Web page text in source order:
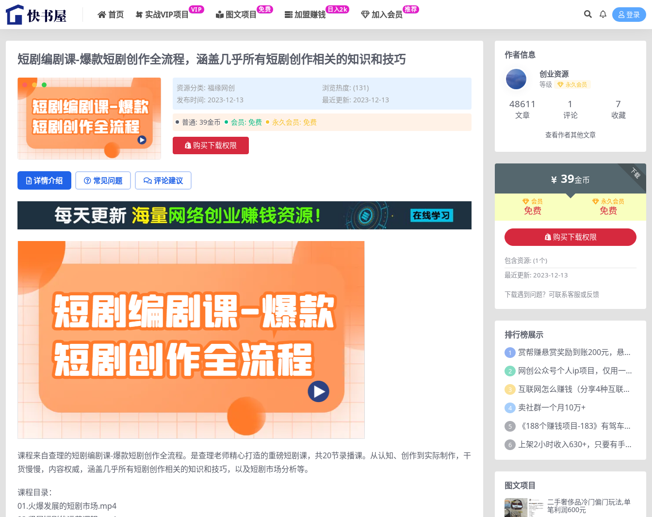
首页 实战VIP项目 VIP 图文项目 免费 加盟赚钱 日入2k 加入会员 推荐
登录
短剧编剧课-爆款短剧创作全流程，涵盖几乎所有短剧创作相关的知识和技巧
资源分类: 福缘网创
浏览热度: (131)
发布时间: 2023-12-13
最近更新: 2023-12-13
普通: 39金币 会员: 免费 永久会员: 免费
购买下载权限
详情介绍 常见问题 评论建议
课程来自查理的短剧编剧课-爆款短剧创作全流程。是查理老师精心打造的重磅短剧课，共20节录播课。从认知、创作到实际制作，干
货慢慢，内容权威，涵盖几乎所有短剧创作相关的知识和技巧，以及短剧市场分析等。
课程目录：
01.火爆发展的短剧市场.mp4
作者信息
创业资源
等级 永久会员
48611
文章
1
评论
7
收藏
查看作者其他文章
下载
39金币
会员
免费
永久会员
免费
购买下载权限
包含资源: (1个)
最近更新: 2023-12-13
下载遇到问题？可联系客服或反馈
排行榜展示
1 赏帮赚悬赏奖励到账200元，悬赏任务多劳多得，人人可做。
2 网创公众号个人ip项目，仅用一篇文章做到全网引流！
3 互联网怎么赚钱（分享4种互联网赚钱模式）
4 卖社群一个月10万+
5 《188个赚钱项目-183》有驾车评项目，动动小手，复制粘贴赚44元！
6 上架2小时收入630+，只要有手就能做的AI搞钱项目，奶奶看完都能学会!
图文项目
二手奢侈品冷门偏门玩法,单
笔利润600元